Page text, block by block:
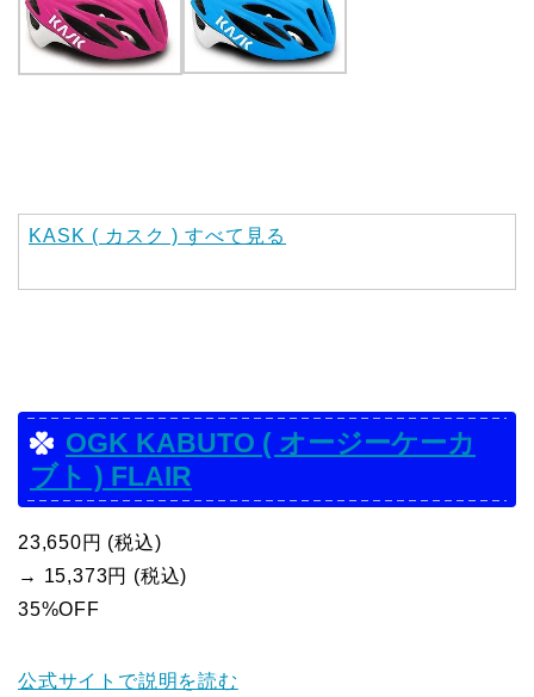
KASK ( カスク ) すべて見る
OGK KABUTO ( オージーケーカ
ブト ) FLAIR
23,650円 (税込)
→ 15,373円 (税込)
35%OFF
公式サイトで説明を読む